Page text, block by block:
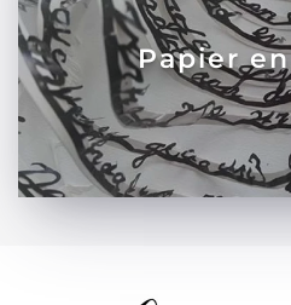
Papier